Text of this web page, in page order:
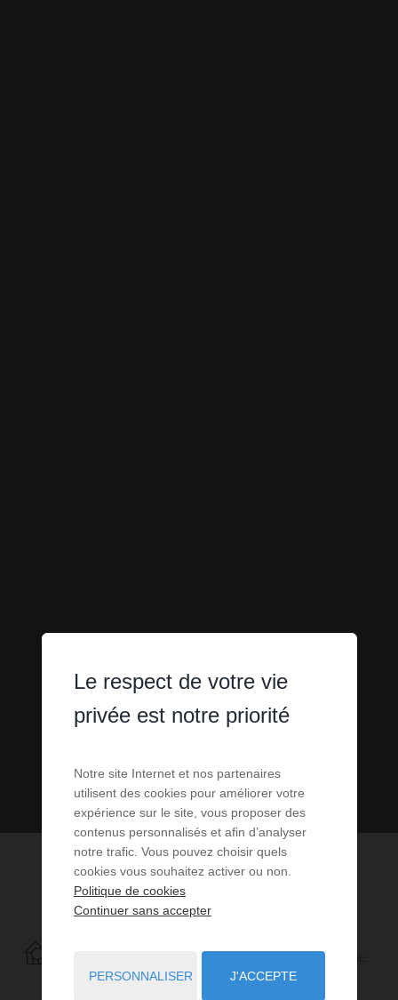
ANNONCES CORRESPONDANT À VOTRE RECHERCHE.
Le respect de votre vie
privée est notre priorité
Notre site Internet et nos partenaires
utilisent des cookies pour améliorer votre
expérience sur le site, vous proposer des
contenus personnalisés et afin d’analyser
notre trafic. Vous pouvez choisir quels
cookies vous souhaitez activer ou non.
Politique de cookies
Continuer sans accepter
PERSONNALISER J'ACCEPTE